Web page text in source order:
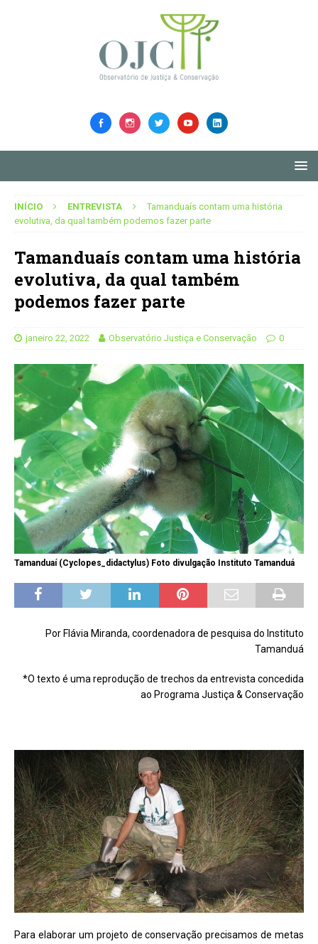
INÍCIO ENTREVISTA
Tamanduaís contam uma história
evolutiva, da qual também podemos fazer parte
Tamanduaís contam uma história
evolutiva, da qual também
podemos fazer parte
janeiro 22, 2022 Observatório Justiça e Conservação 0
Tamanduaí (Cyclopes_didactylus) Foto divulgação Instituto Tamanduá
Por Flávia Miranda, coordenadora de pesquisa do Instituto
Tamanduá
*O texto é uma reprodução de trechos da entrevista concedida
ao Programa Justiça & Conservação
Para elaborar um projeto de conservação precisamos de metas